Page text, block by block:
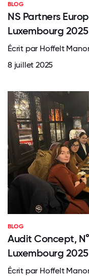
BLOG
NS Partners
Luxembourg 2025
Écrit par Hoffelt
8 juillet 2025
BLOG
Audit Concept,
Luxembourg 2025
Écrit par Hoffelt